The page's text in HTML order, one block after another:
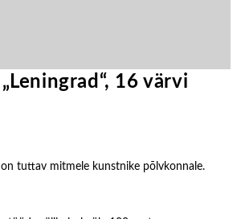
16 värvi
tuttav mitmele kunstnike põlvkonnale.